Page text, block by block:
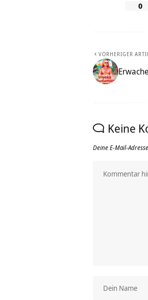
0
VORHERIGER
Keine
Deine E-Mail-